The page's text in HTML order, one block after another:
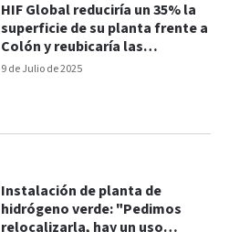
9 de Julio de 2025
HIF Global reduciría un 35% la
superficie de su planta frente a
Colón y reubicaría las
chimeneas
Instalación de planta de
hidrógeno verde: "Pedimos
relocalizarla, hay un uso